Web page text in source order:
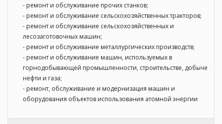
- ремонт и обслуживание прочих станков;
- ремонт и обслуживание сельскохозяйственных тракторов;
- ремонт и обслуживание сельскохозяйственных и
лесозаготовочных машин;
- ремонт и обслуживание металлургических производств;
- ремонт и обслуживание машин, используемых в
горнодобывающей промышленности, строительстве, добыче
нефти и газа;
- ремонт, обслуживание и модернизация машин и
оборудования объектов использования атомной энергии